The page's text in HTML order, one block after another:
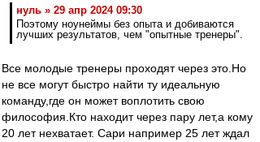
нуль » 29 апр 2024 09:30
Поэтому ноунеймы без опыта и добиваются
лучших результатов, чем "опытные тренеры".
Все молодые тренеры проходят через это.Но
не все могут быстро найти ту идеальную
команду,где он может воплотить свою
философия.Кто находит через пару лет,а кому
20 лет нехватает. Сари например 25 лет ждал